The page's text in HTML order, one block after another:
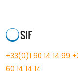
+33(0)1 60 14 14 99
60 14 14 14